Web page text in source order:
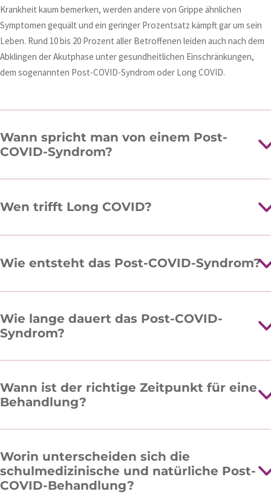
Krankheit kaum bemerken, werden andere von Grippe ähnlichen
Symptomen gequält und ein geringer Prozentsatz kämpft gar um sein
Leben. Rund 10 bis 20 Prozent aller Betroffenen leiden auch nach dem
Abklingen der Akutphase unter gesundheitlichen Einschränkungen,
dem sogenannten Post-COVID-Syndrom oder Long COVID.
Wann spricht man von einem Post-
COVID-Syndrom?
Wen trifft Long COVID?
Wie entsteht das Post-COVID-Syndrom?
Wie lange dauert das Post-COVID-
Syndrom?
Wann ist der richtige Zeitpunkt für eine
Behandlung?
Worin unterscheiden sich die
schulmedizinische und natürliche Post-
COVID-Behandlung?